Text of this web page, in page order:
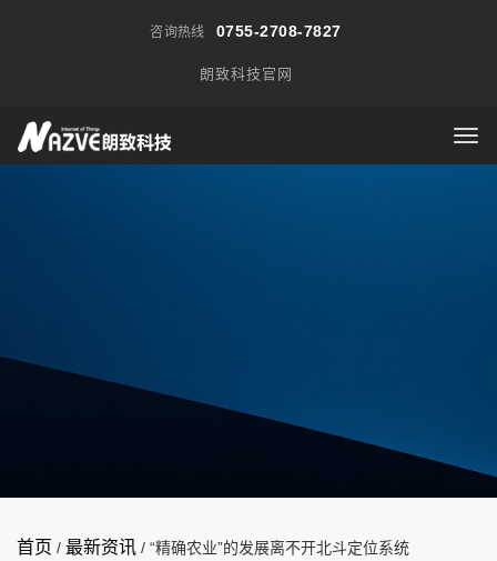
咨询热线 0755-2708-7827
朗致科技官网
首页 / 最新资讯 / “精确农业”的发展离不开北斗定位系统